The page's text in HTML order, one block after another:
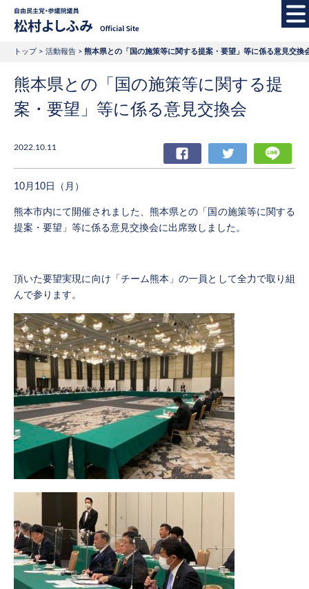
自由民主党・参議
トップ 活動報告 熊本県との「国の施策等に関する提案・要望」等に係る意見交換
熊本県との「国の施策等に関する提
案・要望」等に係る意見交換会
2022.10.11 Facebook Twitter
10月10日（月）
熊本市内にて開催されました、熊本県との「国の施策等に関する
提案・要望」等に係る意見交換会に出席致しました。
頂いた要望実現に向け「チーム熊本」の一員として全力で取り組
んで参ります。